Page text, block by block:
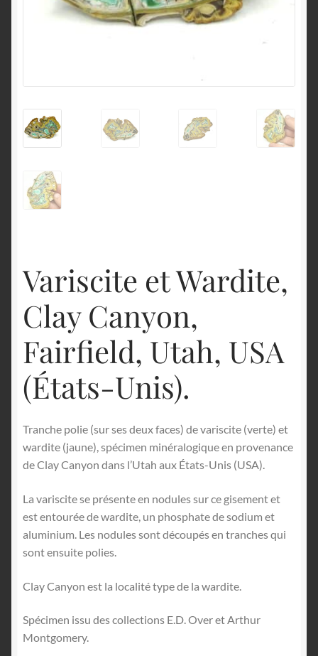
Variscite et Wardite,
Clay Canyon,
Fairfield, Utah, USA
(États-Unis).
Tranche polie (sur ses deux faces) de variscite (verte) et
wardite (jaune), spécimen minéralogique en provenance
de Clay Canyon dans l’Utah aux États-Unis (USA).
La variscite se présente en nodules sur ce gisement et
est entourée de wardite, un phosphate de sodium et
aluminium. Les nodules sont découpés en tranches qui
sont ensuite polies.
Clay Canyon est la localité type de la wardite.
Spécimen issu des collections E.D. Over et Arthur
Montgomery.